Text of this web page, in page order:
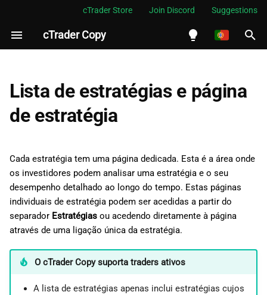
cTrader Store Join Discord Suggestions
cTrader Copy
Español
Melayu
ไทย
Tiếng Việt
日本語
I
i
i
a
n
d
Lista de estratégias
Filtragem
Página da Estratégia
Estatísticas da Estratégia
ROI (%)
Capital
Detalhes
Lista de estratégias e página
de estratégia
Cada estratégia tem uma página dedicada. Esta é a área onde
os investidores podem analisar uma estratégia e o seu
desempenho detalhado ao longo do tempo. Estas páginas
individuais de estratégia podem ser acedidas a partir do
separador Estratégias ou acedendo diretamente à página
através de uma ligação única da estratégia.
O cTrader Copy suporta traders ativos
A lista de estratégias apenas inclui estratégias cujos